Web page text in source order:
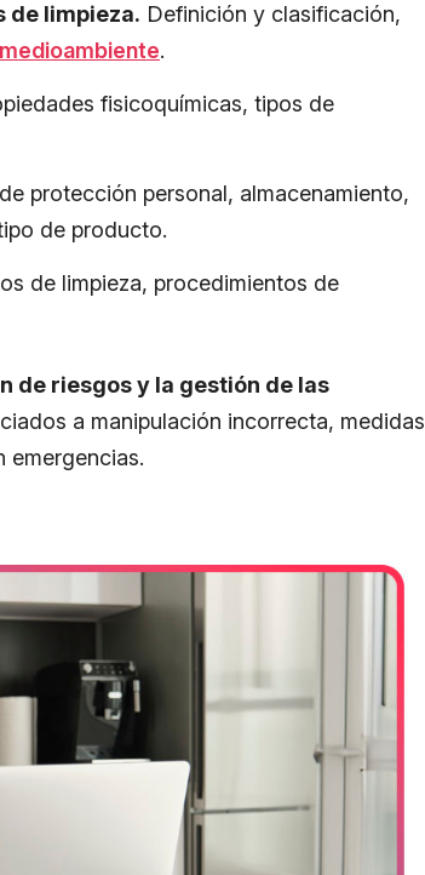
de limpieza. Definición y clasificación,
.
fisicoquímicas, tipos de
protección personal, almacenamiento,
de producto.
de limpieza, procedimientos de
de riesgos y la gestión de las
a manipulación incorrecta, medidas
emergencias.